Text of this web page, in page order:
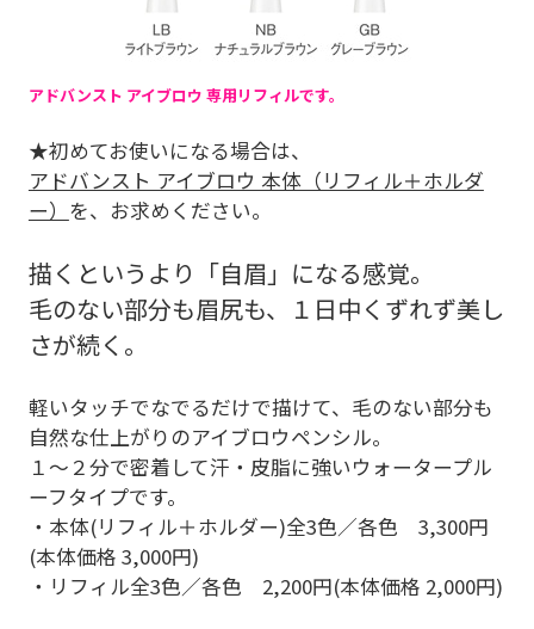
アドバンスト アイブロウ 専用リフィルです。
★初めてお使いになる場合は、
アドバンスト アイブロウ 本体（リフィル＋ホルダ
ー） を、お求めください。
描くというより「自眉」になる感覚。
毛のない部分も眉尻も、１日中くずれず美し
さが続く。
軽いタッチでなでるだけで描けて、毛のない部分も
自然な仕上がりのアイブロウペンシル。
１～２分で密着して汗・皮脂に強いウォータープル
ーフタイプです。
・本体(リフィル＋ホルダー)全3色／各色 3,300円
(本体価格 3,000円)
・リフィル全3色／各色 2,200円(本体価格 2,000円)